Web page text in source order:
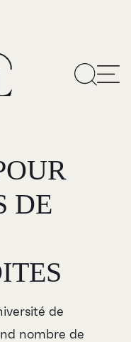
DE
de
nombre de